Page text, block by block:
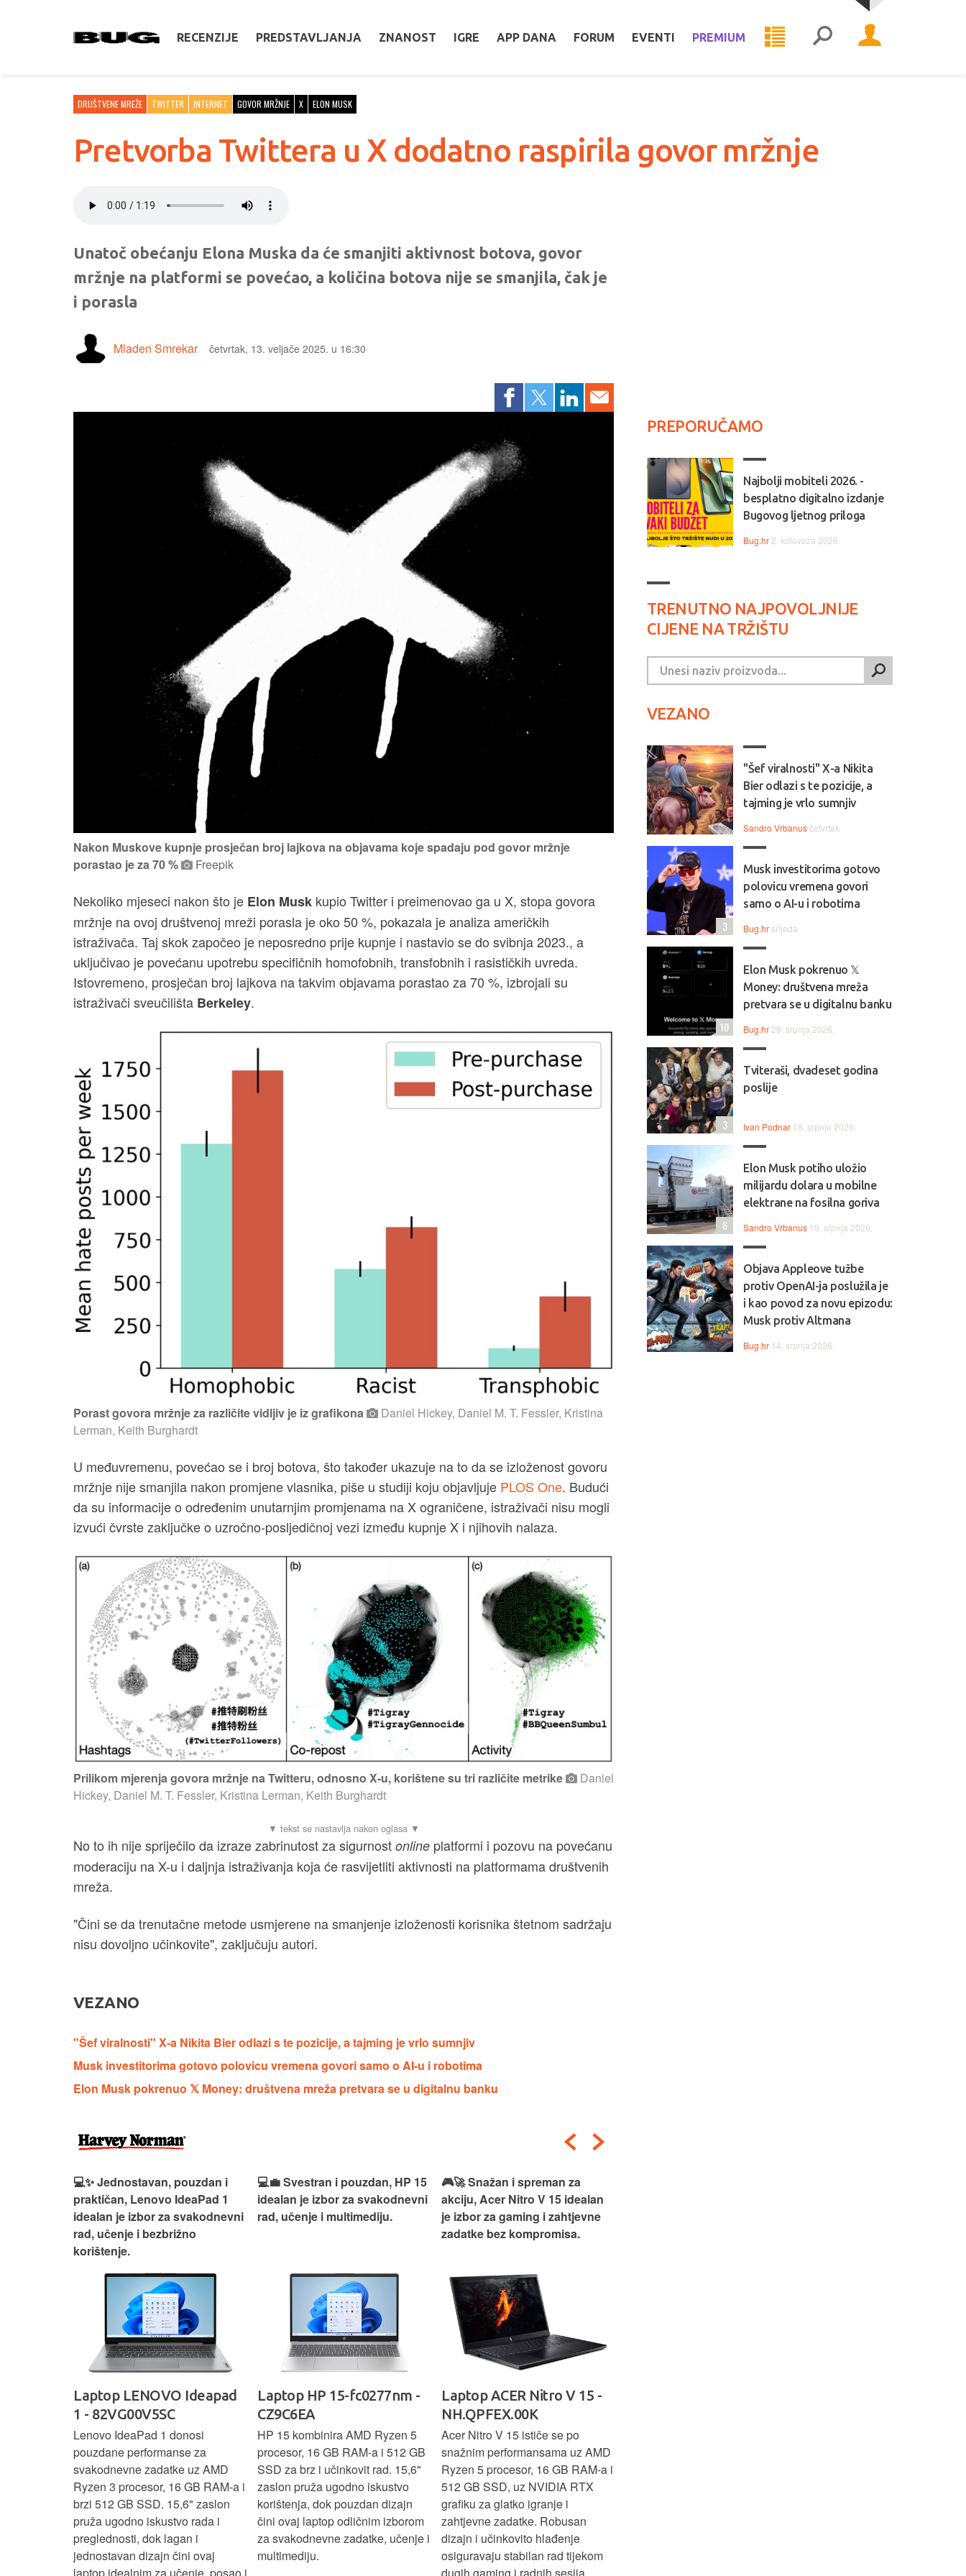
RECENZIJE PREDSTAVLJANJA ZNANOST IGRE APP DANA FORUM EVENTI PREMIUM
DRUŠTVENE MREŽE TWITTER INTERNET GOVOR MRŽNJE X ELON MUSK
Pretvorba Twittera u X dodatno raspirila govor mržnje
Unatoč obećanju Elona Muska da će smanjiti aktivnost botova, govor
mržnje na platformi se povećao, a količina botova nije se smanjila, čak je
i porasla
Mladen Smrekar četvrtak, 13. veljače 2025. u 16:30
Nakon Muskove kupnje prosječan broj lajkova na objavama koje spadaju pod govor mržnje
porastao je za 70 %
Freepik
Nekoliko mjeseci nakon što je Elon Musk kupio Twitter i preimenovao ga u X, stopa govora
mržnje na ovoj društvenoj mreži porasla je oko 50 %, pokazala je analiza američkih
istraživača. Taj skok započeo je neposredno prije kupnje i nastavio se do svibnja 2023., a
uključivao je povećanu upotrebu specifičnih homofobnih, transfobnih i rasističkih uvreda.
Istovremeno, prosječan broj lajkova na takvim objavama porastao za 70 %, izbrojali su
istraživači sveučilišta Berkeley.
Porast govora mržnje za različite vidljiv je iz grafikona
Daniel Hickey, Daniel M. T. Fessler, Kristina
Lerman, Keith Burghardt
U međuvremenu, povećao se i broj botova, što također ukazuje na to da se izloženost govoru
mržnje nije smanjila nakon promjene vlasnika, piše u studiji koju objavljuje PLOS One. Budući
da su informacije o određenim unutarnjim promjenama na X ograničene, istraživači nisu mogli
izvući čvrste zaključke o uzročno-posljedičnoj vezi između kupnje X i njihovih nalaza.
Prilikom mjerenja govora mržnje na Twitteru, odnosno X-u, korištene su tri različite metrike
Daniel
Hickey, Daniel M. T. Fessler, Kristina Lerman, Keith Burghardt
No to ih nije spriječilo da izraze zabrinutost za sigurnost online platformi i pozovu na povećanu
moderaciju na X-u i daljnja istraživanja koja će rasvijetliti aktivnosti na platformama društvenih
mreža.
"Čini se da trenutačne metode usmjerene na smanjenje izloženosti korisnika štetnom sadržaju
nisu dovoljno učinkovite", zaključuju autori.
VEZANO
"Šef viralnosti" X-a Nikita Bier odlazi s te pozicije, a tajming je vrlo sumnjiv
Musk investitorima gotovo polovicu vremena govori samo o AI-u i robotima
Elon Musk pokrenuo 𝕏 Money: društvena mreža pretvara se u digitalnu banku
💻✨ Jednostavan, pouzdan i
praktičan, Lenovo IdeaPad 1
idealan je izbor za svakodnevni
rad, učenje i bezbrižno
korištenje.
Laptop LENOVO Ideapad
1 - 82VG00V5SC
Lenovo IdeaPad 1 donosi
pouzdane performanse za
svakodnevne zadatke uz AMD
Ryzen 3 procesor, 16 GB RAM-a i
brzi 512 GB SSD. 15,6" zaslon
pruža ugodno iskustvo rada i
preglednosti, dok lagan i
jednostavan dizajn čini ovaj
laptop idealnim za učenje, posao i
💻💼 Svestran i pouzdan, HP 15
idealan je izbor za svakodnevni
rad, učenje i multimediju.
Laptop HP 15-fc0277nm -
CZ9C6EA
HP 15 kombinira AMD Ryzen 5
procesor, 16 GB RAM-a i 512 GB
SSD za brz i učinkovit rad. 15,6"
zaslon pruža ugodno iskustvo
korištenja, dok pouzdan dizajn
čini ovaj laptop odličnim izborom
za svakodnevne zadatke, učenje i
multimediju.
🎮🚀 Snažan i spreman za
akciju, Acer Nitro V 15 idealan
je izbor za gaming i zahtjevne
zadatke bez kompromisa.
Laptop ACER Nitro V 15 -
NH.QPFEX.00K
Acer Nitro V 15 ističe se po
snažnim performansama uz AMD
Ryzen 5 procesor, 16 GB RAM-a i
512 GB SSD, uz NVIDIA RTX
grafiku za glatko igranje i
zahtjevne zadatke. Robusan
dizajn i učinkovito hlađenje
osiguravaju stabilan rad tijekom
dugih gaming i radnih sesija.
PREPORUČAMO
Najbolji mobiteli 2026. -
besplatno digitalno izdanje
Bugovog ljetnog priloga
Bug.hr 2. kolovoza 2026.
TRENUTNO NAJPOVOLJNIJE
CIJENE NA TRŽIŠTU
VEZANO
"Šef viralnosti" X-a Nikita
Bier odlazi s te pozicije, a
tajming je vrlo sumnjiv
Sandro Vrbanusčetvrtak
Musk investitorima gotovo
polovicu vremena govori
samo o AI-u i robotima
Bug.hr srijeda
3
Elon Musk pokrenuo 𝕏
Money: društvena mreža
pretvara se u digitalnu banku
Bug.hr 28. srpnja 2026.
10
Tviteraši, dvadeset godina
poslije
Ivan Podnar 18. srpnja 2026.
3
Elon Musk potiho uložio
milijardu dolara u mobilne
elektrane na fosilna goriva
Sandro Vrbanus 15. srpnja 2026.
6
Objava Appleove tužbe
protiv OpenAI-ja poslužila je
i kao povod za novu epizodu:
Musk protiv Altmana
Bug.hr 14. srpnja 2026.